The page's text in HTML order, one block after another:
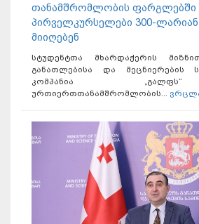
თანამშრომლობის ფარგლებში
პირველკურსელები 300-ლარიან
მიიღებენ
სტუდენტთა მხარდაჭერის
განათლებისა და მეცნიერების
კომპანია
ურთიერთთანამშრომლობის...